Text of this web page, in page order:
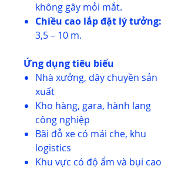
không gây mỏi mắt.
Chiều cao lắp đặt lý tưởng:
3,5 – 10 m.
Ứng dụng tiêu biểu
Nhà xưởng, dây chuyền sản
xuất
Kho hàng, gara, hành lang
công nghiệp
Bãi đỗ xe có mái che, khu
logistics
Khu vực có độ ẩm và bụi cao